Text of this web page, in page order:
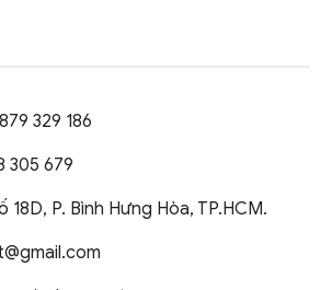
329 186
305 679
P. Bình Hưng Hòa, TP.HCM.